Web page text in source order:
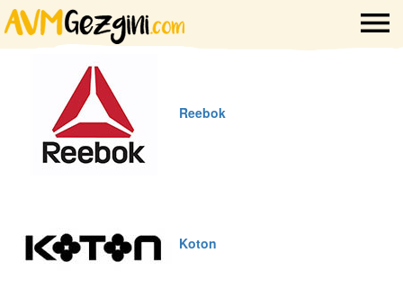
Reebok
Koton